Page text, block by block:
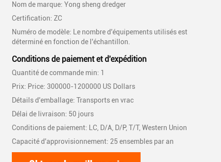
Nom de marque: Yong sheng dredger
Certification: ZC
Numéro de modèle: Le nombre d'équipements utilisés est
déterminé en fonction de l'échantillon.
Conditions de paiement et d'expédition
Quantité de commande min: 1
Prix: Price: 300000-1200000 US Dollars
Détails d'emballage: Transports en vrac
Délai de livraison: 50 jours
Conditions de paiement: LC, D/A, D/P, T/T, Western Union
Capacité d'approvisionnement: 25 ensembles par an